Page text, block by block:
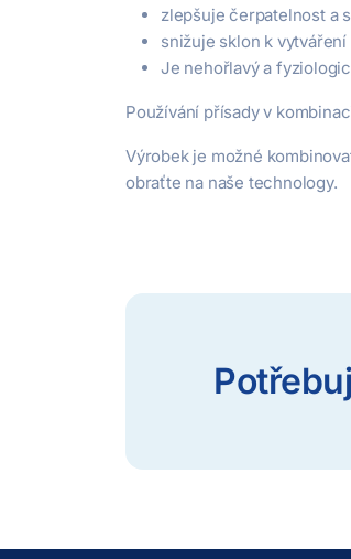
zlepšuje čerpatelnost a
snižuje sklon k
Je nehořlavý a
Používání přísady v
Výrobek je možné
obraťte na naše technology.